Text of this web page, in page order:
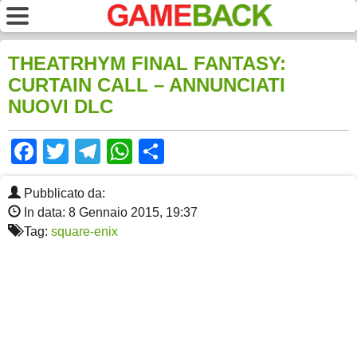
THEATRHYM FINAL FANTASY:
CURTAIN CALL – ANNUNCIATI
NUOVI DLC
Facebook
TwitterTelegram
WhatsApp
Pubblicato da:
In data: 8 Gennaio 2015, 19:37
Tag: square-enix